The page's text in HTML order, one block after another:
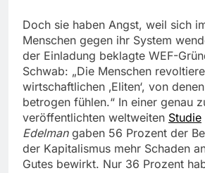
Doch sie haben Angst, weil sich
Menschen gegen ihr System
der Einladung beklagte WEF-
Schwab: „Die Menschen
wirtschaftlichen ‚Eliten‘, von
betrogen fühlen.“ In einer genau
veröffentlichten weltweiten Studie
Edelmangaben 56 Prozent der
der Kapitalismus mehr Schaden
Gutes bewirkt. Nur 36 Prozent